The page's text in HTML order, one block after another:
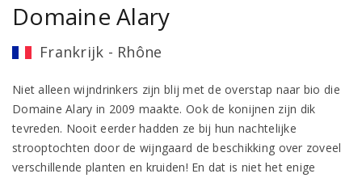
Domaine Alary
Frankrijk - Rhône
Niet alleen wijndrinkers zijn blij met de overstap naar bio die
Domaine Alary in 2009 maakte. Ook de konijnen zijn dik
tevreden. Nooit eerder hadden ze bij hun nachtelijke
strooptochten door de wijngaard de beschikking over zoveel
verschillende planten en kruiden! En dat is niet het enige